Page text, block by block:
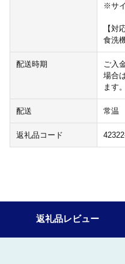
※サ
【対
食洗
配送時期
ご入
場合
ます。
配送 常温
返礼品コード
返礼品レビュー